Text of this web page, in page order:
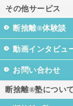
その他サービス
断捨離®体験談
動画インタビュ
お問い合わせ
断捨離®塾について